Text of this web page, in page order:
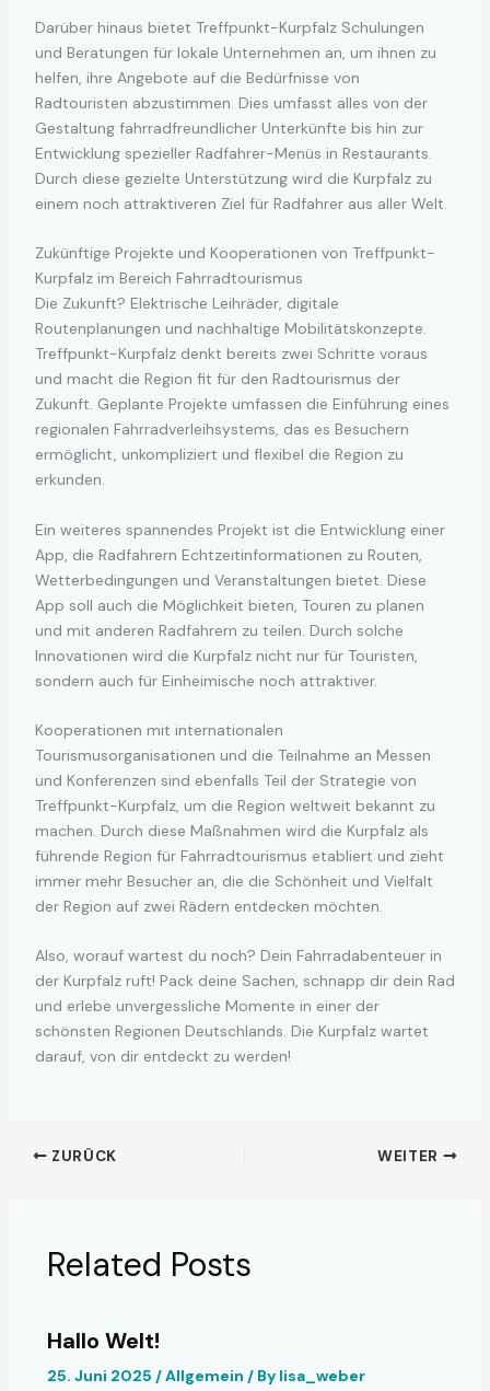
Darüber hinaus bietet Treffpunkt-Kurpfalz Schulungen
und Beratungen für lokale Unternehmen an, um ihnen zu
helfen, ihre Angebote auf die Bedürfnisse von
Radtouristen abzustimmen. Dies umfasst alles von der
Gestaltung fahrradfreundlicher Unterkünfte bis hin zur
Entwicklung spezieller Radfahrer-Menüs in Restaurants.
Durch diese gezielte Unterstützung wird die Kurpfalz zu
einem noch attraktiveren Ziel für Radfahrer aus aller Welt.
Zukünftige Projekte und Kooperationen von Treffpunkt-
Kurpfalz im Bereich Fahrradtourismus
Die Zukunft? Elektrische Leihräder, digitale
Routenplanungen und nachhaltige Mobilitätskonzepte.
Treffpunkt-Kurpfalz denkt bereits zwei Schritte voraus
und macht die Region fit für den Radtourismus der
Zukunft. Geplante Projekte umfassen die Einführung eines
regionalen Fahrradverleihsystems, das es Besuchern
ermöglicht, unkompliziert und flexibel die Region zu
erkunden.
Ein weiteres spannendes Projekt ist die Entwicklung einer
App, die Radfahrern Echtzeitinformationen zu Routen,
Wetterbedingungen und Veranstaltungen bietet. Diese
App soll auch die Möglichkeit bieten, Touren zu planen
und mit anderen Radfahrern zu teilen. Durch solche
Innovationen wird die Kurpfalz nicht nur für Touristen,
sondern auch für Einheimische noch attraktiver.
Kooperationen mit internationalen
Tourismusorganisationen und die Teilnahme an Messen
und Konferenzen sind ebenfalls Teil der Strategie von
Treffpunkt-Kurpfalz, um die Region weltweit bekannt zu
machen. Durch diese Maßnahmen wird die Kurpfalz als
führende Region für Fahrradtourismus etabliert und zieht
immer mehr Besucher an, die die Schönheit und Vielfalt
der Region auf zwei Rädern entdecken möchten.
Also, worauf wartest du noch? Dein Fahrradabenteuer in
der Kurpfalz ruft! Pack deine Sachen, schnapp dir dein Rad
und erlebe unvergessliche Momente in einer der
schönsten Regionen Deutschlands. Die Kurpfalz wartet
darauf, von dir entdeckt zu werden!
ZURÜCK WEITER
Related Posts
Hallo Welt!
25. Juni 2025 /Allgemein / By lisa_weber